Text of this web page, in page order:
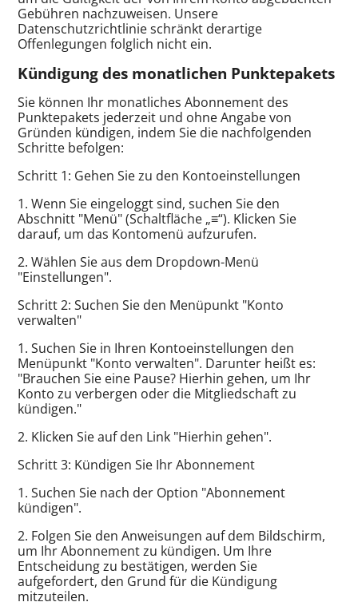
Gebühren nachzuweisen. Unsere
Datenschutzrichtlinie schränkt derartige
Offenlegungen folglich nicht ein.
Kündigung des monatlichen Punktepakets
Sie können Ihr monatliches Abonnement des
Punktepakets jederzeit und ohne Angabe von
Gründen kündigen, indem Sie die nachfolgenden
Schritte befolgen:
Schritt 1: Gehen Sie zu den Kontoeinstellungen
1. Wenn Sie eingeloggt sind, suchen Sie den
Abschnitt "Menü" (Schaltfläche „≡“). Klicken Sie
darauf, um das Kontomenü aufzurufen.
2. Wählen Sie aus dem Dropdown-Menü
"Einstellungen".
Schritt 2: Suchen Sie den Menüpunkt "Konto
verwalten"
1. Suchen Sie in Ihren Kontoeinstellungen den
Menüpunkt "Konto verwalten". Darunter heißt es:
"Brauchen Sie eine Pause? Hierhin gehen, um Ihr
Konto zu verbergen oder die Mitgliedschaft zu
kündigen."
2. Klicken Sie auf den Link "Hierhin gehen".
Schritt 3: Kündigen Sie Ihr Abonnement
1. Suchen Sie nach der Option "Abonnement
kündigen".
2. Folgen Sie den Anweisungen auf dem Bildschirm,
um Ihr Abonnement zu kündigen. Um Ihre
Entscheidung zu bestätigen, werden Sie
aufgefordert, den Grund für die Kündigung
mitzuteilen.